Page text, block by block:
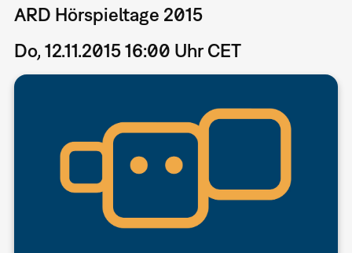
ARD Hörspieltage 2015
Do, 12.11.2015 16:00 Uhr CET